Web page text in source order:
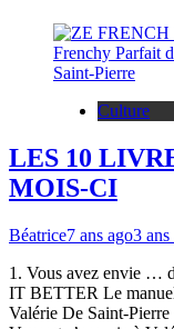
Culture
LES 10
MOIS-CI
Béatrice7 ans ago3 ans
1. Vous avez envie …
IT BETTER Le
Valérie De Saint-